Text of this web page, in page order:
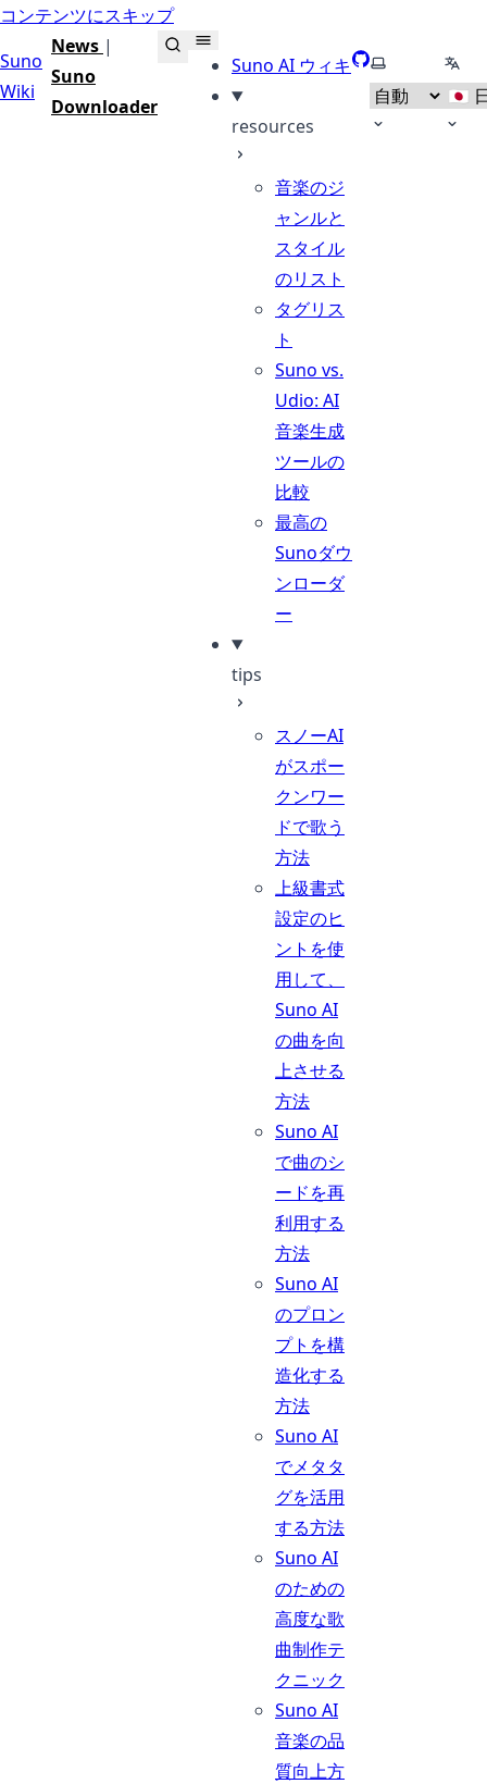
コンテンツにスキップ
Suno
Wiki
News |
Suno
Downloader
Suno AI ウィキ
resources
音楽のジ
ャンルと
スタイル
のリスト
タグリス
ト
Suno vs.
Udio: AI
音楽生成
ツールの
比較
最高の
Sunoダウ
ンローダ
ー
tips
スノーAI
がスポー
クンワー
ドで歌う
方法
上級書式
設定のヒ
ントを使
用して、
Suno AI
の曲を向
上させる
方法
Suno AI
で曲のシ
ードを再
利用する
方法
Suno AI
のプロン
プトを構
造化する
方法
Suno AI
でメタタ
グを活用
する方法
Suno AI
のための
高度な歌
曲制作テ
クニック
Suno AI
音楽の品
質向上方
GitHub
テーマの選択言語